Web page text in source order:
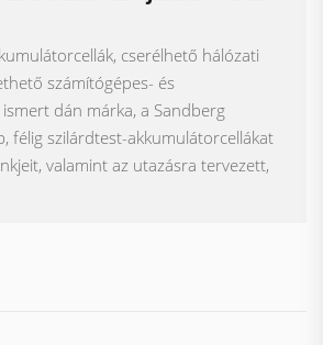
cserélhető hálózati
számítógépes- és
dán márka, a Sandberg
félig szilárdtest-akkumulátorcellákat
valamint az utazásra tervezett,